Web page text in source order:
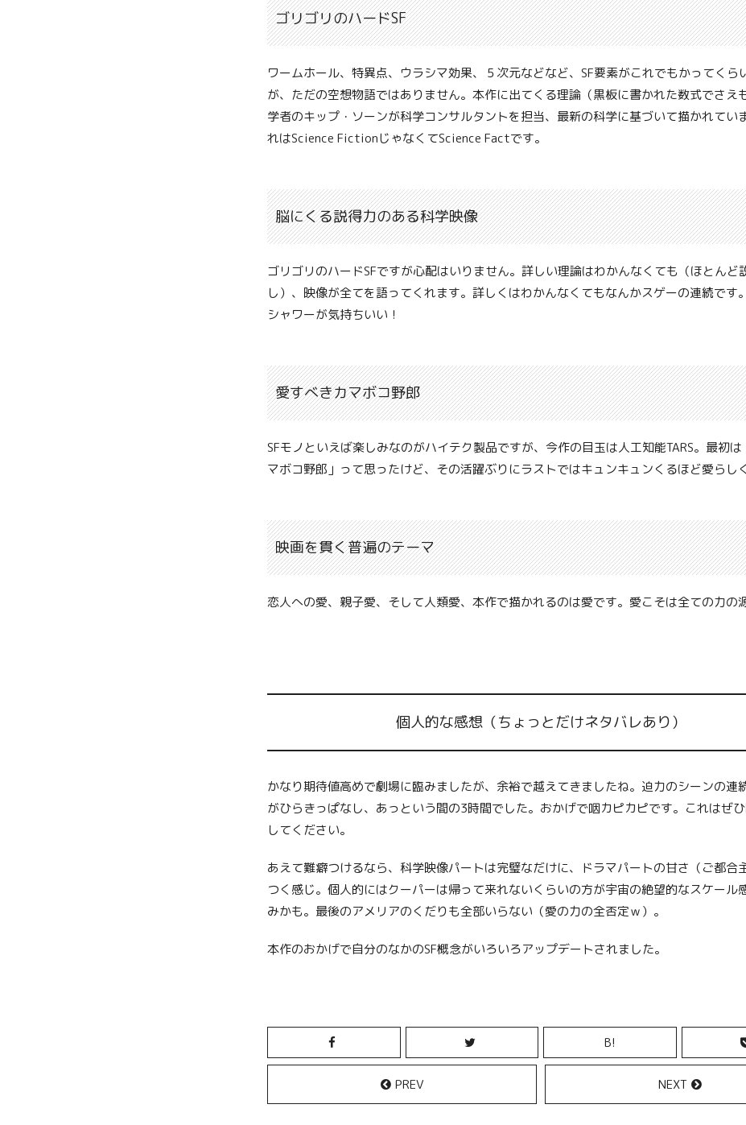
ゴリゴリのハードSF
ワームホール、特異点、ウラシマ効果、５次元などなど、SF要素がこれでもかってくら
が、ただの空想物語ではありません。本作に出てくる理論（黒板に書かれた数式でさえ
学者のキップ・ソーンが科学コンサルタントを担当、最新の科学に基づいて描かれてい
れはScience FictionじゃなくてScience Factです。
脳にくる説得力のある科学映像
ゴリゴリのハードSFですが心配はいりません。詳しい理論はわかんなくても（ほとんど
し）、映像が全てを語ってくれます。詳しくはわかんなくてもなんかスゲーの連続です
シャワーが気持ちいい！
愛すべきカマボコ野郎
SFモノといえば楽しみなのがハイテク製品ですが、今作の目玉は人工知能TARS。最初は
マボコ野郎」って思ったけど、その活躍ぶりにラストではキュンキュンくるほど愛らし
映画を貫く普遍のテーマ
恋人への愛、親子愛、そして人類愛、本作で描かれるのは愛です。愛こそは全ての力の
個人的な感想（ちょっとだけネタバレあり）
かなり期待値高めで劇場に臨みましたが、余裕で越えてきましたね。迫力のシーンの連
がひらきっぱなし、あっという間の3時間でした。おかげで咽カピカピです。これはぜ
してください。
あえて難癖つけるなら、科学映像パートは完璧なだけに、ドラマパートの甘さ（ご都合
つく感じ。個人的にはクーパーは帰って来れないくらいの方が宇宙の絶望的なスケール
みかも。最後のアメリアのくだりも全部いらない（愛の力の全否定ｗ）。
本作のおかげで自分のなかのSF概念がいろいろアップデートされました。
B!
PREV NEXT